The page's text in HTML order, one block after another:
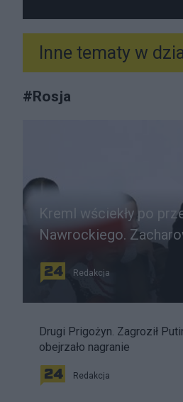
Inne tematy w
#Rosja
Kreml wściekły po
Nawrockiego.
Redakcja
Drugi Prigożyn. Zagroził
obejrzało nagranie
Redakcja